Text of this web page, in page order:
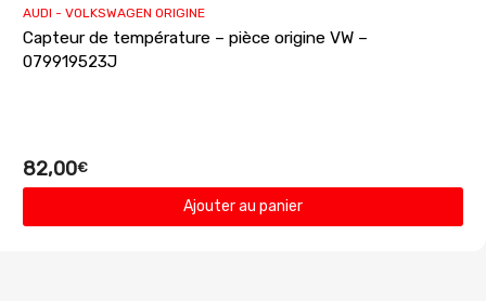
AUDI - VOLKSWAGEN ORIGINE
Capteur de température – pièce origine VW –
079919523J
82,00€
Ajouter au panier